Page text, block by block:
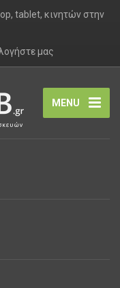
tablet, κινητών στην
μας
MENU